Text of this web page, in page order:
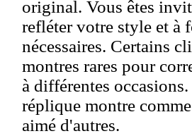
original. Vous êtes
refléter votre style et à
nécessaires. Certains
montres rares pour
à différentes
réplique montre
aimé d'autres.